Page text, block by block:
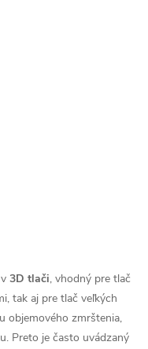
3D tlači, vhodný pre tlač
tak aj pre tlač veľkých
objemového zmrštenia,
Preto je často uvádzaný